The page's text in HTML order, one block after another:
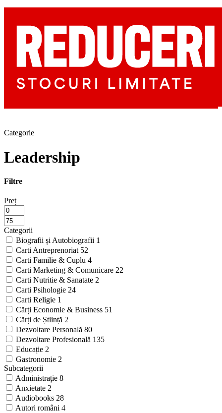
Categorie
Leadership
Filtre
Preț
Categorii
Biografii și Autobiografii 1
Carti Antreprenoriat 52
Carti Familie & Cuplu 4
Carti Marketing & Comunicare 22
Carti Nutritie & Sanatate 2
Carti Psihologie 24
Carti Religie 1
Cărți Economie & Business 51
Cărți de Știință 2
Dezvoltare Personală 80
Dezvoltare Profesională 135
Educație 2
Gastronomie 2
Subcategorii
Administrație 8
Anxietate 2
Audiobooks 28
Autori români 4